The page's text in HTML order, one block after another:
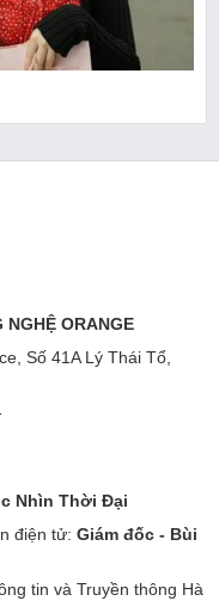
NGHỆ ORANGE
Số 41A Lý Thái Tổ,
Nhìn Thời Đại
điện tử: Giám đốc - Bùi
tin và Truyền thông Hà